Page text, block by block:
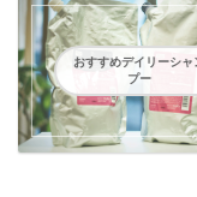
おすすめデイリーシャ
プー